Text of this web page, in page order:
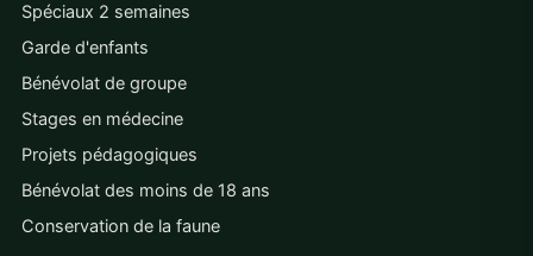
Spéciaux 2 semaines
Garde d'enfants
Bénévolat de groupe
Stages en médecine
Projets pédagogiques
Bénévolat des moins de 18 ans
Conservation de la faune